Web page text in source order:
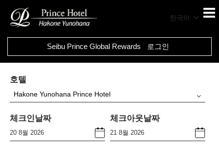
한국어
Seibu Prince Global Rewards 로그인
호텔
Hakone Yunohana Prince Hotel
체크인날짜 체크아웃날짜